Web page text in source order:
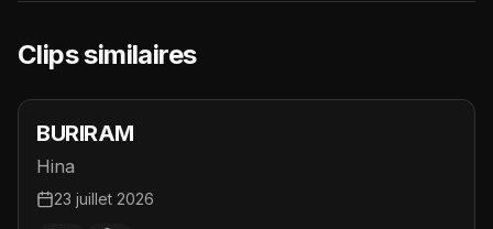
Clips similaires
BURIRAM
Hina
23 juillet 2026